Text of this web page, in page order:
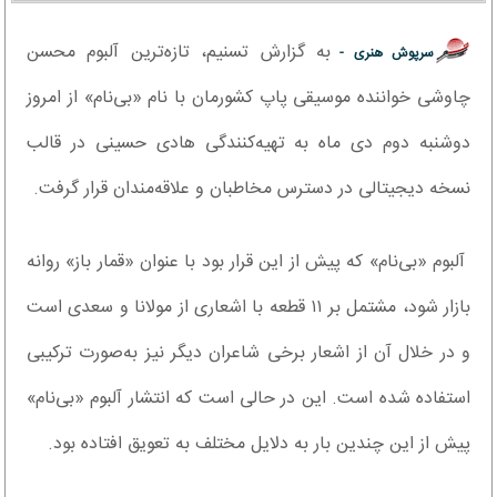
سرپوش هنری -به گزارش تسنیم، تازه‌ترین آلبوم محسن
چاوشی خواننده موسیقی پاپ کشورمان با نام «بی‌نام» از امروز
دوشنبه دوم دی ماه به تهیه‌کنندگی هادی حسینی در قالب
نسخه دیجیتالی در دسترس مخاطبان و علاقه‌مندان قرار گرفت.
آلبوم «بی‌نام» که پیش‌ از این قرار بود با عنوان «قمار باز» روانه
بازار شود، مشتمل بر ۱۱ قطعه با اشعاری از مولانا و سعدی است
و در خلال آن از اشعار برخی شاعران دیگر نیز به‌صورت ترکیبی
استفاده شده است. این در حالی است که انتشار آلبوم «بی‌نام»
پیش از این چندین بار به دلایل مختلف به تعویق افتاده بود.